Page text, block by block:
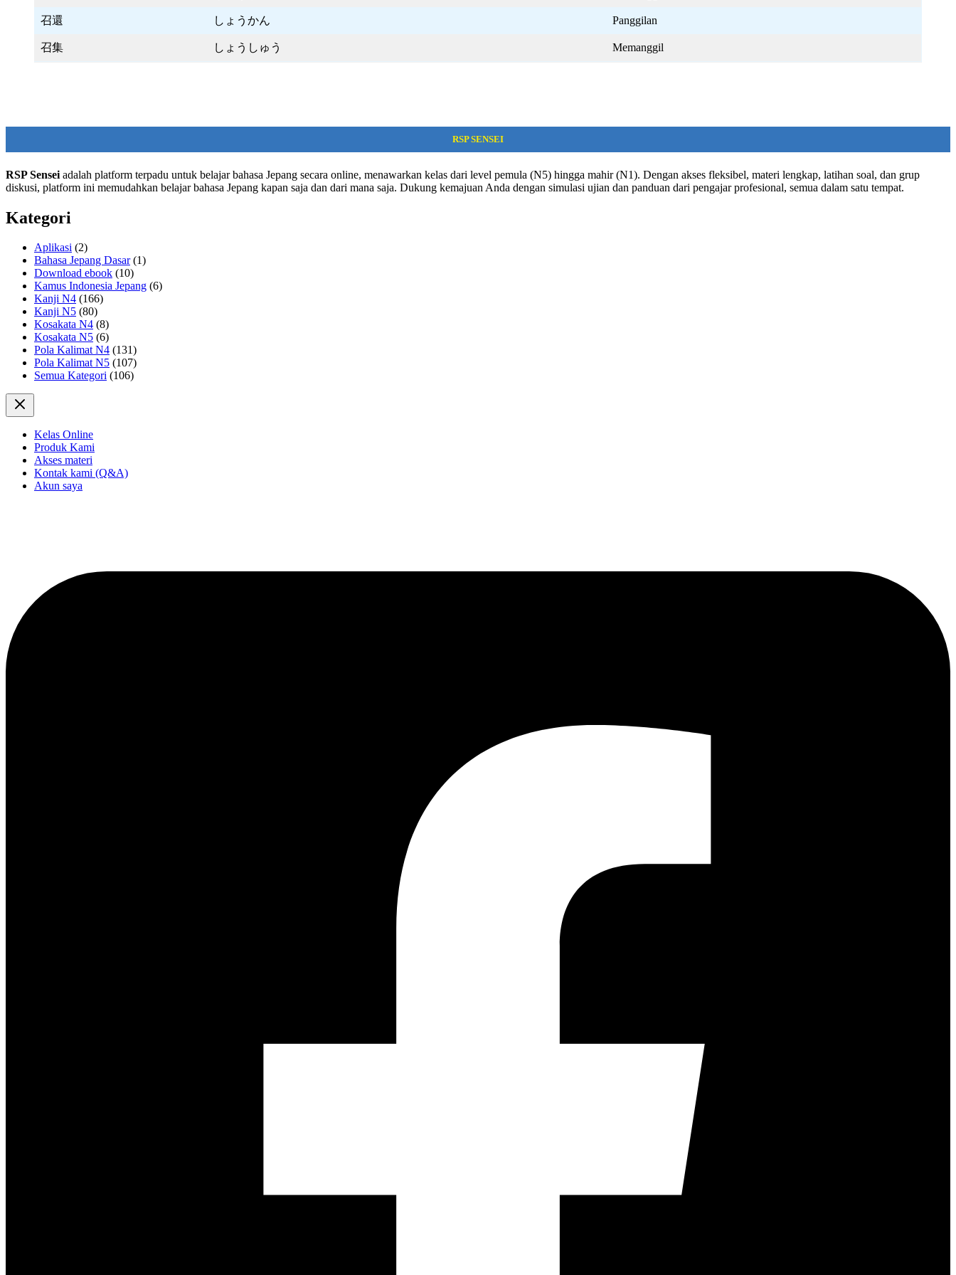
召還 しょうかん Panggilan
召集 しょうしゅう Memanggil
RSP SENSEI
RSP Sensei adalah platform terpadu untuk belajar bahasa Jepang secara online, menawarkan kelas dari level pemula (N5) hingga mahir (N1). Dengan akses fleksibel, materi lengkap, latihan soal, dan grup
diskusi, platform ini memudahkan belajar bahasa Jepang kapan saja dan dari mana saja. Dukung kemajuan Anda dengan simulasi ujian dan panduan dari pengajar profesional, semua dalam satu tempat.
Kategori
Aplikasi (2)
Bahasa Jepang Dasar(1)
Download ebook (10)
Kamus Indonesia Jepang (6)
Kanji N4 (166)
Kanji N5 (80)
Kosakata N4 (8)
Kosakata N5 (6)
Pola Kalimat N4 (131)
Pola Kalimat N5 (107)
Semua Kategori (106)
Kelas Online
Produk Kami
Akses materi
Kontak kami (Q&A)
Akun saya